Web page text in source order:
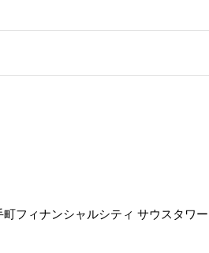
フィナンシャルシティ サウスタワ